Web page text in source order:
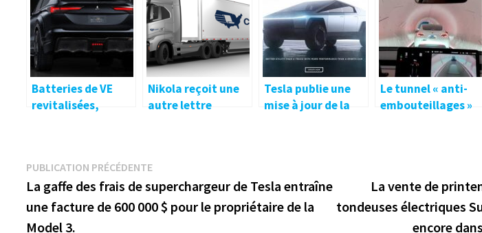
scooters
électriques Gogoro
que de stations-
service
Batteries de VE
revitalisées,
automobile du jour
Nikola reçoit une
autre lettre
Tesla publie une
mise à jour de la
Le tunnel « anti-
embouteillages »
Navigation
de
l’article
PUBLICATION PRÉCÉDENTEPublication
précédente :
La gaffe des frais de superchargeur de Tesla entraîne
une facture de 600 000 $ pour le propriétaire de la
Model 3.
La vente de
tondeuses électriques
encore